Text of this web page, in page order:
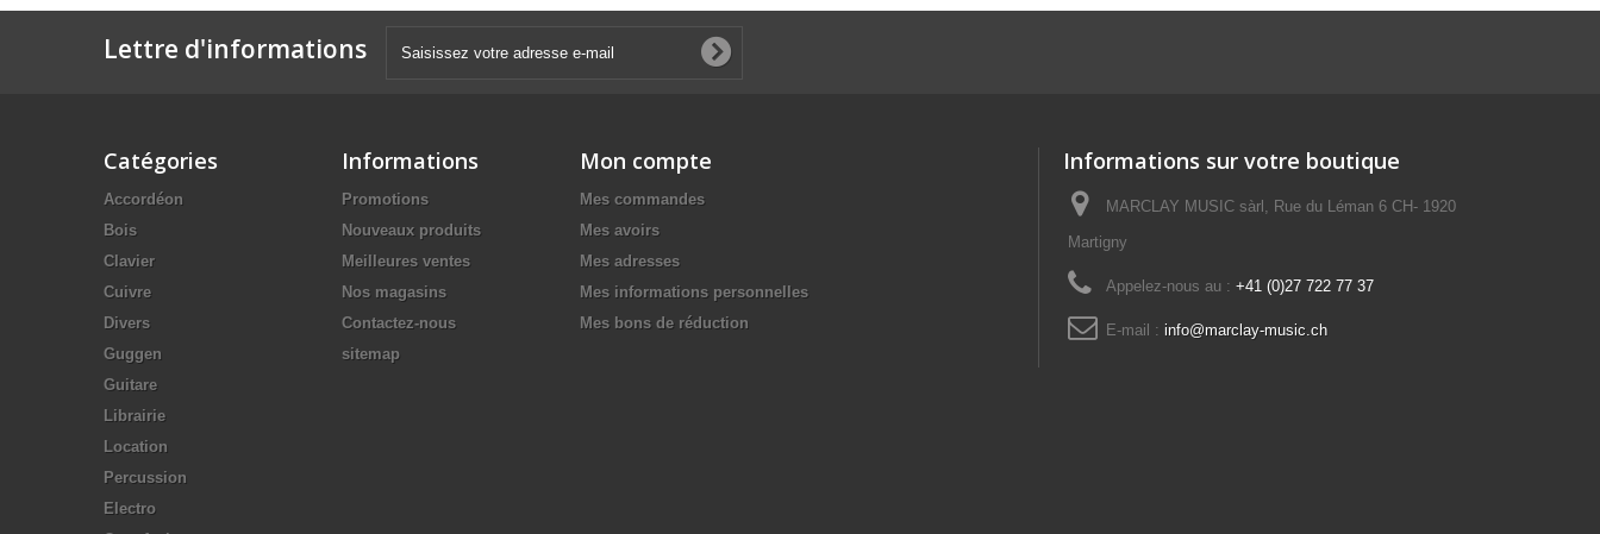
Lettre d'informations
Catégories
Accordéon
Bois
Clavier
Cuivre
Divers
Guggen
Guitare
Librairie
Location
Percussion
Electro
Informations
Promotions
Nouveaux produits
Meilleures ventes
Nos magasins
Contactez-nous
sitemap
Mon compte
Mes commandes
Mes avoirs
Mes adresses
Mes informations personnelles
Mes bons de réduction
Informations sur votre boutique
MARCLAY MUSIC sàrl, Rue du Léman 6 CH- 1920
Martigny
Appelez-nous au : +41 (0)27 722 77 37
E-mail : info@marclay-music.ch